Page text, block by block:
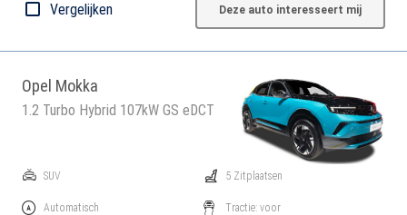
Vergelijken Deze auto interesseert mij
Opel Mokka
1.2 Turbo Hybrid 107kW GS eDCT
SUV
Automatisch
5 Zitplaatsen
Tractie: voor